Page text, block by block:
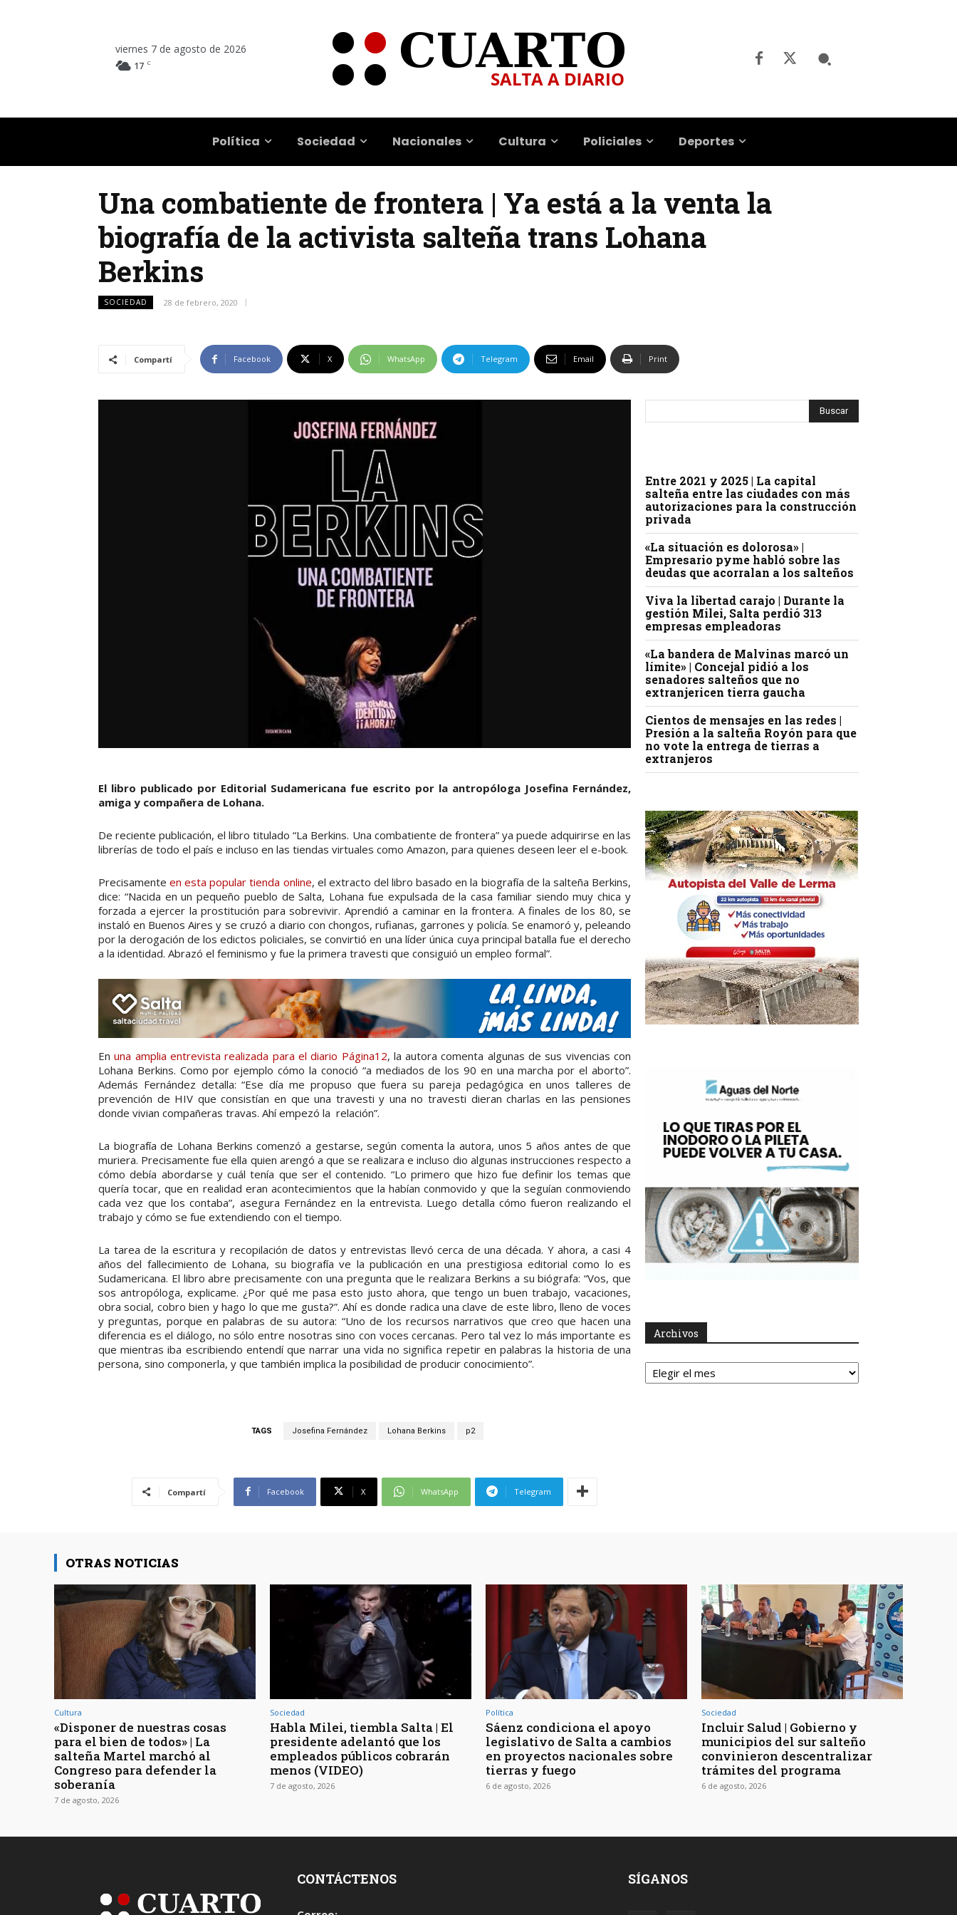
viernes 7 de agosto de 2026
17 C
Política Sociedad Nacionales Cultura Policiales Deportes
Una combatiente de frontera | Ya está a la venta la
biografía de la activista salteña trans Lohana
Berkins
SOCIEDAD 28 de febrero, 2020
Compartí Facebook X WhatsApp Telegram Email Print
El libro publicado por Editorial Sudamericana fue escrito por la antropóloga Josefina Fernández,
amiga y compañera de Lohana.
De reciente publicación, el libro titulado “La Berkins. Una combatiente de frontera” ya puede adquirirse en las
librerías de todo el país e incluso en las tiendas virtuales como Amazon, para quienes deseen leer el e-book.
Precisamenteen esta popular tienda online, el extracto del libro basado en la biografía de la salteña Berkins,
dice: “Nacida en un pequeño pueblo de Salta, Lohana fue expulsada de la casa familiar siendo muy chica y
forzada a ejercer la prostitución para sobrevivir. Aprendió a caminar en la frontera. A finales de los 80, se
instaló en Buenos Aires y se cruzó a diario con chongos, rufianas, garrones y policía. Se enamoró y, peleando
por la derogación de los edictos policiales, se convirtió en una líder única cuya principal batalla fue el derecho
a la identidad. Abrazó el feminismo y fue la primera travesti que consiguió un empleo formal”.
Enuna amplia entrevista realizada para el diario Página12, la autora comenta algunas de sus vivencias con
Lohana Berkins. Como por ejemplo cómo la conoció “a mediados de los 90 en una marcha por el aborto”.
Además Fernández detalla: “Ese día me propuso que fuera su pareja pedagógica en unos talleres de
prevención de HIV que consistían en que una travesti y una no travesti dieran charlas en las pensiones
donde vivian compañeras travas. Ahí empezó la relación”.
La biografía de Lohana Berkins comenzó a gestarse, según comenta la autora, unos 5 años antes de que
muriera. Precisamente fue ella quien arengó a que se realizara e incluso dio algunas instrucciones respecto a
cómo debía abordarse y cuál tenía que ser el contenido. “Lo primero que hizo fue definir los temas que
quería tocar, que en realidad eran acontecimientos que la habían conmovido y que la seguían conmoviendo
cada vez que los contaba”, asegura Fernández en la entrevista. Luego detalla cómo fueron realizando el
trabajo y cómo se fue extendiendo con el tiempo.
La tarea de la escritura y recopilación de datos y entrevistas llevó cerca de una década. Y ahora, a casi 4
años del fallecimiento de Lohana, su biografía ve la publicación en una prestigiosa editorial como lo es
Sudamericana. El libro abre precisamente con una pregunta que le realizara Berkins a su biógrafa: “Vos, que
sos antropóloga, explicame. ¿Por qué me pasa esto justo ahora, que tengo un buen trabajo, vacaciones,
obra social, cobro bien y hago lo que me gusta?”. Ahí es donde radica una clave de este libro, lleno de voces
y preguntas, porque en palabras de su autora: “Uno de los recursos narrativos que creo que hacen una
diferencia es el diálogo, no sólo entre nosotras sino con voces cercanas. Pero tal vez lo más importante es
que mientras iba escribiendo entendí que narrar una vida no significa repetir en palabras la historia de una
persona, sino componerla, y que también implica la posibilidad de producir conocimiento”.
TAGS Josefina Fernández Lohana Berkins p2
Compartí Facebook X WhatsApp Telegram
Entre 2021 y 2025 | La capital
salteña entre las ciudades con más
autorizaciones para la construcción
privada
«La situación es dolorosa» |
Empresario pyme habló sobre las
deudas que acorralan a los salteños
Viva la libertad carajo | Durante la
gestión Milei, Salta perdió 313
empresas empleadoras
«La bandera de Malvinas marcó un
límite» | Concejal pidió a los
senadores salteños que no
extranjericen tierra gaucha
Cientos de mensajes en las redes |
Presión a la salteña Royón para que
no vote la entrega de tierras a
extranjeros
Archivos
Archivos
OTRAS NOTICIAS
Cultura
«Disponer de nuestras cosas
para el bien de todos» | La
salteña Martel marchó al
Congreso para defender la
soberanía
7 de agosto, 2026
Sociedad
Habla Milei, tiembla Salta | El
presidente adelantó que los
empleados públicos cobrarán
menos (VIDEO)
7 de agosto, 2026
Política
Sáenz condiciona el apoyo
legislativo de Salta a cambios
en proyectos nacionales sobre
tierras y fuego
6 de agosto, 2026
Sociedad
Incluir Salud | Gobierno y
municipios del sur salteño
convinieron descentralizar
trámites del programa
6 de agosto, 2026
CONTÁCTENOS SÍGANOS